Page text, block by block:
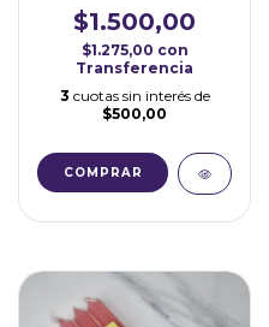
$1.500,00
$1.275,00 con
Transferencia
3 cuotas sin interés de
$500,00
COMPRAR